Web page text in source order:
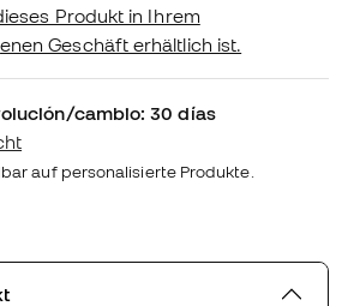
Produkt in Ihrem
Geschäft erhältlich ist.
cambio: 30 días
auf personalisierte Produkte.